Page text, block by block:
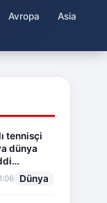
Avropa
Asia
tennisçi
dünya
atdıDünya